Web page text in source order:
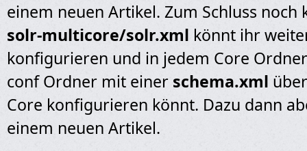
einem neuen Artikel. Zum Schluss noch
solr-multicore/solr.xml könnt ihr
konfigurieren und in jedem Core
conf Ordner mit einer schema.xml
Core konfigurieren könnt. Dazu dann
einem neuen Artikel.